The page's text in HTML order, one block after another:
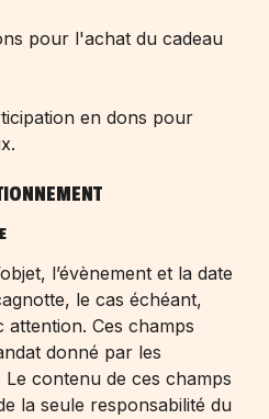
pour l'achat du cadeau
en dons pour
l’évènement et la date
le cas échéant,
Ces champs
donné par les
contenu de ces champs
la seule responsabilité du